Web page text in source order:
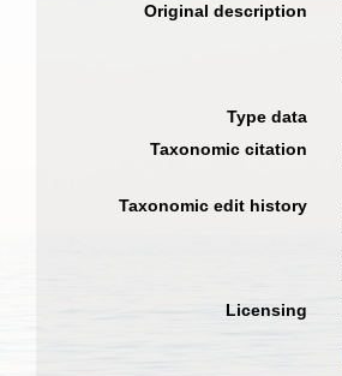
Original description
Type data
Taxonomic citation
Taxonomic edit history
Licensing